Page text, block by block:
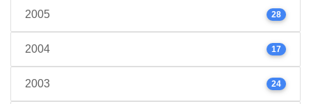
2005 28
2004 17
2003 24